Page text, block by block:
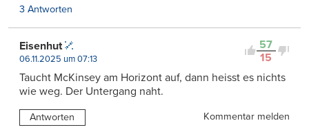
3 Antworten
57
15
Eisenhut
06.11.2025 um 07:13
Taucht McKinsey am Horizont auf, dann heisst es nichts
wie weg. Der Untergang naht.
Antworten Kommentar melden